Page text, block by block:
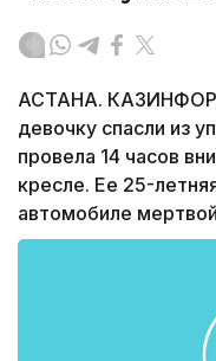
АСТАНА.
девочку спасли из
провела 14 часов
кресле. Ее 25-
автомобиле